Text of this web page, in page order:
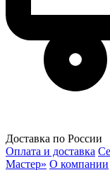
Доставка по России
Оплата и доставка
Мастер» О компании